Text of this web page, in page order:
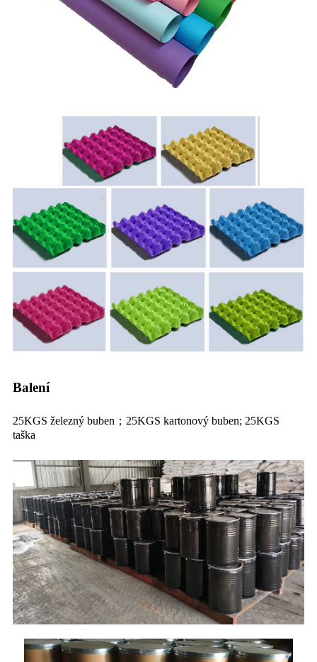
Balení
25KGS železný buben；25KGS kartonový buben; 25KGS
taška